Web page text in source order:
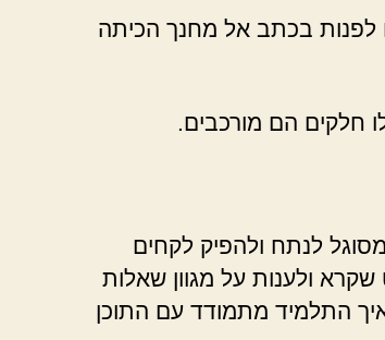
לפנות בכתב אל מחנך הכיתה
חלקים הם מורכבים.
לנתח ולהפיק לקחים
ולענות על מגוון שאלות
התלמיד מתמודד עם התוכן